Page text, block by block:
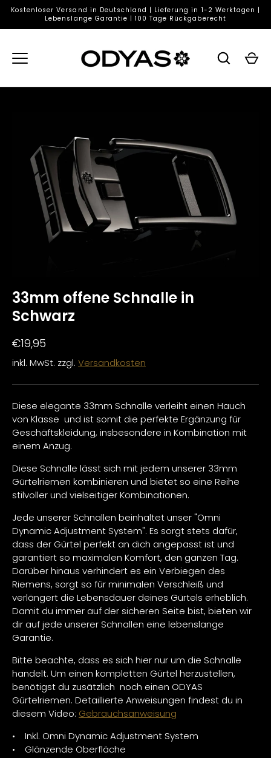
Direkt
Inhalt
Kostenloser Versand in Deutschland | Lieferung in 1-2 Werktagen |
Lebenslange Garantie | 100 Tage Rückgaberecht
33mm offene Schnalle in
Schwarz
€19,95
inkl. MwSt. zzgl. Versandkosten
Diese elegante 33mm Schnalle verleiht einen Hauch
von Klasse und ist somit die perfekte Ergänzung für
Geschäftskleidung, insbesondere in Kombination mit
einem Anzug.
Diese Schnalle lässt sich mit jedem unserer 33mm
Gürtelriemen kombinieren und bietet so eine Reihe
stilvoller und vielseitiger Kombinationen.
Jede unserer Schnallen beinhaltet unser "Omni
Dynamic Adjustment System". Es sorgt stets dafür,
dass der Gürtel perfekt an dich angepasst ist und
garantiert so maximalen Komfort, den ganzen Tag.
Darüber hinaus verhindert es ein Verbiegen des
Riemens, sorgt so für minimalen Verschleiß und
verlängert die Lebensdauer deines Gürtels erheblich.
Damit du immer auf der sicheren Seite bist, bieten wir
dir auf jede unserer Schnallen eine lebenslange
Garantie.
Bitte beachte, dass es sich hier nur um die Schnalle
handelt. Um einen kompletten Gürtel herzustellen,
benötigst du zusätzlich noch einen ODYAS
Gürtelriemen. Detaillierte Anweisungen findest du in
diesem Video: Gebrauchsanweisung
• Inkl. Omni Dynamic Adjustment System
• Glänzende Oberfläche